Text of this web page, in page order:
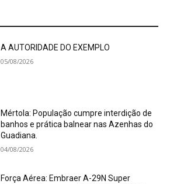
A AUTORIDADE DO EXEMPLO
05/08/2026
Mértola: População cumpre interdição de
banhos e prática balnear nas Azenhas do
Guadiana.
04/08/2026
Força Aérea: Embraer A-29N Super